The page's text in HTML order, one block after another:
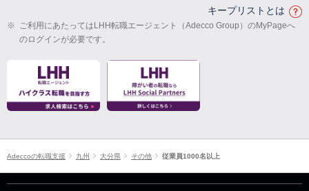
キープリストとは
※ ご利用にあたってはLHH転職エージェント（Adecco Group）のMyPageへ
のログインが必要です。
Adeccoの転職支援 九州 大分県 その他 従業員1000名以上